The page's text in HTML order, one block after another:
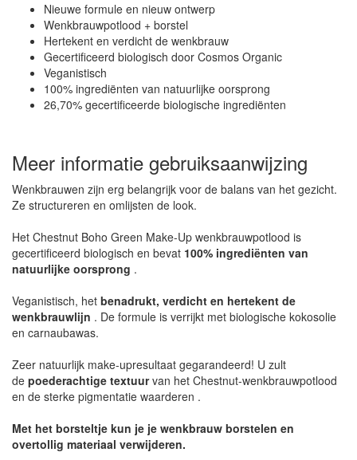
Nieuwe formule en nieuw ontwerp
Wenkbrauwpotlood + borstel
Hertekent en verdicht de wenkbrauw
Gecertificeerd biologisch door Cosmos Organic
Veganistisch
100% ingrediënten van natuurlijke oorsprong
26,70% gecertificeerde biologische ingrediënten
Meer informatie gebruiksaanwijzing
Wenkbrauwen zijn erg belangrijk voor de balans van het gezicht.
Ze structureren en omlijsten de look.
Het Chestnut Boho Green Make-Up wenkbrauwpotlood is
gecertificeerd biologisch en bevat 100% ingrediënten van
natuurlijke oorsprong .
Veganistisch, het benadrukt, verdicht en hertekent de
wenkbrauwlijn . De formule is verrijkt met biologische kokosolie
en carnaubawas.
Zeer natuurlijk make-upresultaat gegarandeerd! U zult
de poederachtige textuurvan het Chestnut-wenkbrauwpotlood
en de sterke pigmentatie waarderen .
Met het borsteltje kun je je wenkbrauw borstelen en
overtollig materiaal verwijderen.